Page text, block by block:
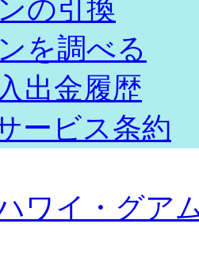
の引換
を調べる
出金履歴
ービス条約
ワイ・グア